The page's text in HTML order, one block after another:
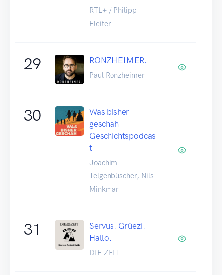
RTL+ / Philipp
Fleiter
29 RONZHEIMER.
Paul Ronzheimer
30
Was bisher
geschah -
Geschichtspodcas
t
Joachim
Telgenbüscher, Nils
Minkmar
31
Servus. Grüezi.
Hallo.
DIE ZEIT